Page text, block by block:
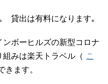
貸出は有料になります｡
ボーヒルズの新型コロナ
みは楽天トラベル（ こ
きます。